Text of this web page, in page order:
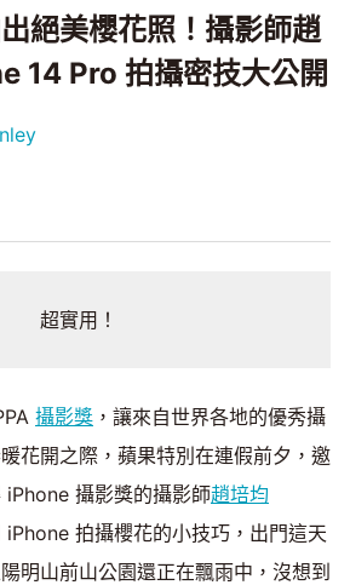
絕美櫻花照！攝影師趙
14 Pro 拍攝密技大公開
超實用！
攝影獎 ，讓來自世界各地的優秀攝
花開之際，蘋果特別在連假前夕，邀
攝影獎的攝影師趙培均
iPhone 拍攝櫻花的小技巧，出門這天
明山前山公園還正在飄雨中，沒想到